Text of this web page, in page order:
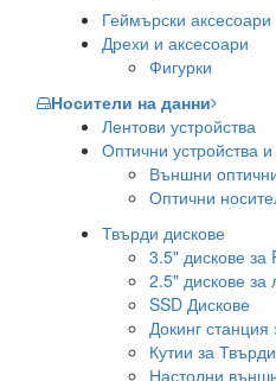
Геймърски аксесоари
Дрехи и аксесоари
Фигурки
Носители на данни
Лентови устройства
Оптични устройства
Външни
Оптични
Твърди дискове
3.5" дискове за
2.5" дискове за
SSD Дискове
Докинг станция
Кутии за
Настолни